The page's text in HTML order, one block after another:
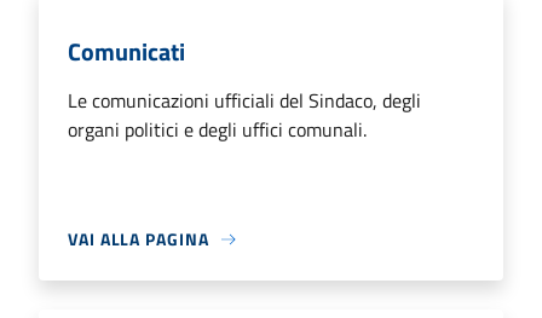
Comunicati
Le comunicazioni ufficiali del Sindaco, degli
organi politici e degli uffici comunali.
VAI ALLA PAGINA